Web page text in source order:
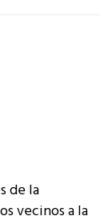
de la
vecinos a la